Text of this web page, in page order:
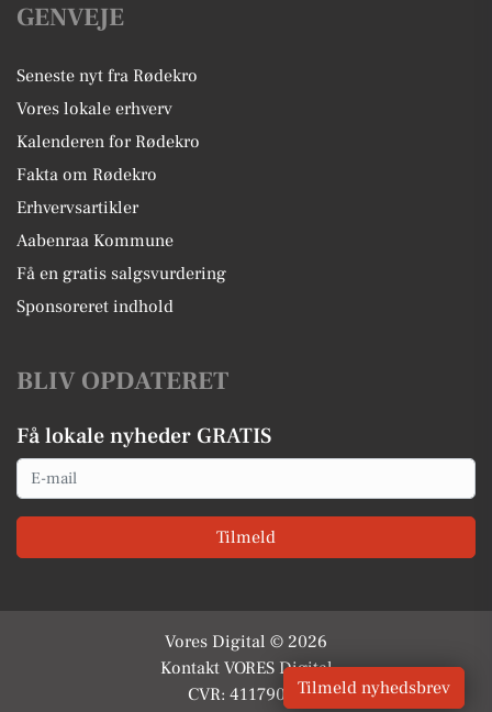
GENVEJE
Seneste nyt fra Rødekro
Vores lokale erhverv
Kalenderen for Rødekro
Fakta om Rødekro
Erhvervsartikler
Aabenraa Kommune
Få en gratis salgsvurdering
Sponsoreret indhold
BLIV OPDATERET
Få lokale nyheder GRATIS
Email
Tilmeld
Vores Digital © 2026
Kontakt VORES Digital
CVR: 41179082Tilmeld nyhedsbrev